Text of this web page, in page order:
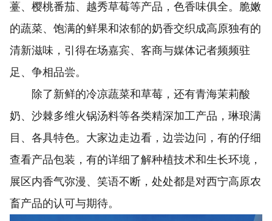
薹、樱桃番茄、越秀草莓等产品，色香味俱全。脆嫩
的蔬菜、饱满的鲜果和浓郁的奶香交织成高原独有的
清新滋味，引得在场嘉宾、客商与媒体记者频频驻
足、争相品尝。
除了新鲜的冷凉蔬菜和草莓，还有青海茉莉酸
奶、沙棘多维火锅汤料等各类精深加工产品，琳琅满
目、各具特色。大家边走边看，边尝边问，有的仔细
查看产品包装，有的详细了解种植技术和生长环境，
展区内香气弥漫、笑语不断，处处都是对西宁高原农
畜产品的认可与期待。